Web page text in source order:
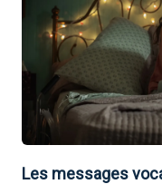
Les messages